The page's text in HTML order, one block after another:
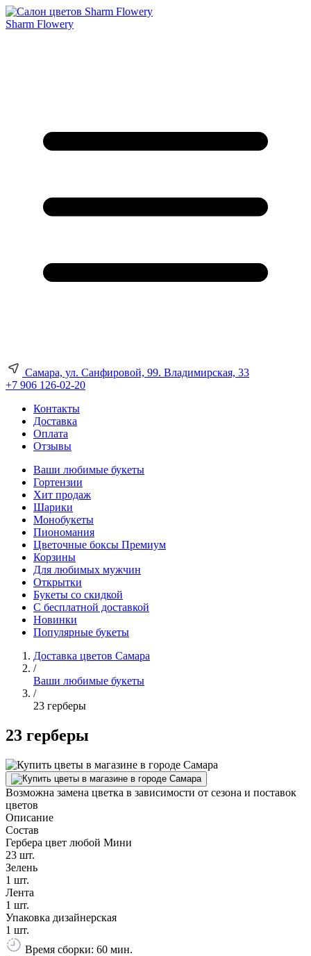
Sharm Flowery
Самара, ул. Санфировой, 99. Владимирская, 33
+7 906 126-02-20
Контакты
Доставка
Оплата
Отзывы
Ваши любимые букеты
Гортензии
Хит продаж
Шарики
Монобукеты
Пиономания
Цветочные боксы Премиум
Корзины
Для любимых мужчин
Открытки
Букеты со скидкой
С бесплатной доставкой
Новинки
Популярные букеты
Доставка цветов Самара
/
Ваши любимые букеты
/
23 герберы
23 герберы
Возможна замена цветка в зависимости от сезона и поставок
цветов
Описание
Состав
Гербера цвет любой Мини
23 шт.
Зелень
1 шт.
Лента
1 шт.
Упаковка дизайнерская
1 шт.
Время сборки: 60 мин.